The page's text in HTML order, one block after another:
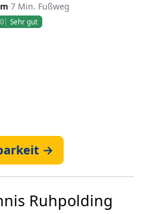
·7 Min. Fußweg
Sehr gut
→
Ruhpolding